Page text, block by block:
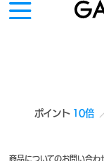
ポイント 10倍
商品についてのお問い合わ